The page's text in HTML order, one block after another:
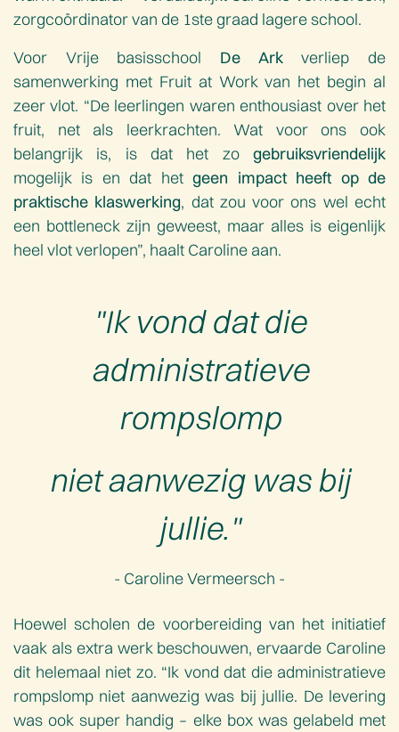
zorgcoördinator van de 1ste graad lagere school.
Voor Vrije basisschool De Arkverliep de
samenwerking met Fruit at Work van het begin al
zeer vlot. “De leerlingen waren enthousiast over het
fruit, net als leerkrachten. Wat voor ons ook
belangrijk is, is dat het zo gebruiksvriendelijk
mogelijk is en dat hetgeen impact heeft op de
praktische klaswerking, dat zou voor ons wel echt
een bottleneck zijn geweest, maar alles is eigenlijk
heel vlot verlopen”, haalt Caroline aan.
"Ik vond dat die
administratieve
rompslomp
niet aanwezig was bij
jullie."
- Caroline Vermeersch -
Hoewel scholen de voorbereiding van het initiatief
vaak als extra werk beschouwen, ervaarde Caroline
dit helemaal niet zo. “Ik vond dat die administratieve
rompslomp niet aanwezig was bij jullie. De levering
was ook super handig – elke box was gelabeld met